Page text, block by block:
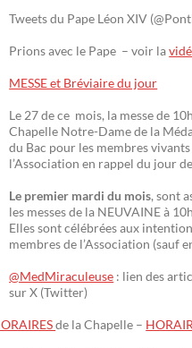
Tweets du Pape Léon XIV
Prions avec le Pape – voir la
MESSE et Bréviaire du jour
Le 27 de ce mois, la messe de
Chapelle Notre-Dame de la
du Bac pour les membres
l’Association en rappel du jour
Le premier mardi du mois, sont
les messes de la NEUVAINE à
Elles sont célébrées aux
membres de l’Association (sauf
@MedMiraculeuse : lien des
sur X (Twitter)
de la Chapelle –